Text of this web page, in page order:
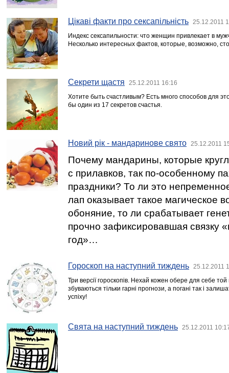
Цікаві факти про сексапільність 25.12.2011
Индекс сексапильности: что женщин привлекает в
Несколько интересных фактов, которые, возможно,
Секрети щастя 25.12.2011 16:16
Хотите быть счастливым? Есть много способов для
бы один из 17 секретов счастья.
Новий рік - мандаринове свято 25.12.2011
Почему мандарины, которые
с прилавков, так по-особенному
праздники? То ли это
лап оказывает такое магическое
обоняние, то ли срабатывает
прочно зафиксировавшая связку
год»…
Гороскоп на наступний тиждень 25.12.2011
Три версії гороскопів. Нехай кожен обере для себе
збуваються тільки гарні прогнози, а погані так і
успіху!
Свята на наступний тиждень 25.12.2011